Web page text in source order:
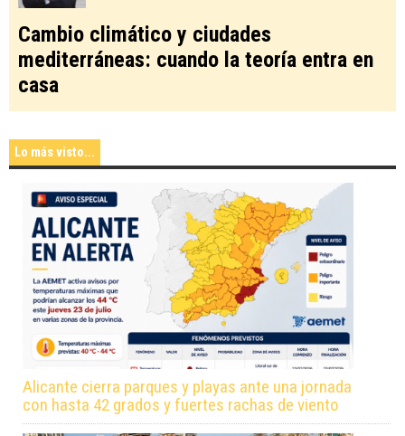
Cambio climático y ciudades
mediterráneas: cuando la teoría entra en
casa
Lo más visto...
Alicante cierra parques y playas ante una jornada
con hasta 42 grados y fuertes rachas de viento